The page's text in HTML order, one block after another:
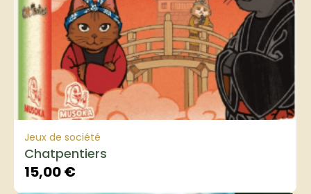
Jeux de société
Chatpentiers
15,00€